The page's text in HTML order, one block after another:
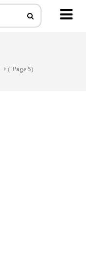
( Page 5)